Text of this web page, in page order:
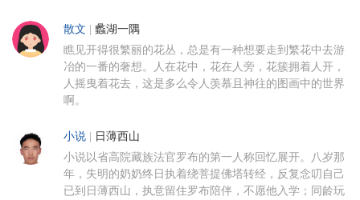
散文 蠡湖一隅
瞧见开得很繁丽的花丛，总是有一种想要走到繁花中去游
冶的一番的奢想。人在花中，花在人旁，花簇拥着人开，
人摇曳着花去，这是多么令人羡慕且神往的图画中的世界
啊。
小说 日薄西山
小说以省高院藏族法官罗布的第一人称回忆展开。八岁那
年，失明的奶奶终日执着绕菩提佛塔转经，反复念叨自己
已到日薄西山，执意留住罗布陪伴，不愿他入学；同龄玩